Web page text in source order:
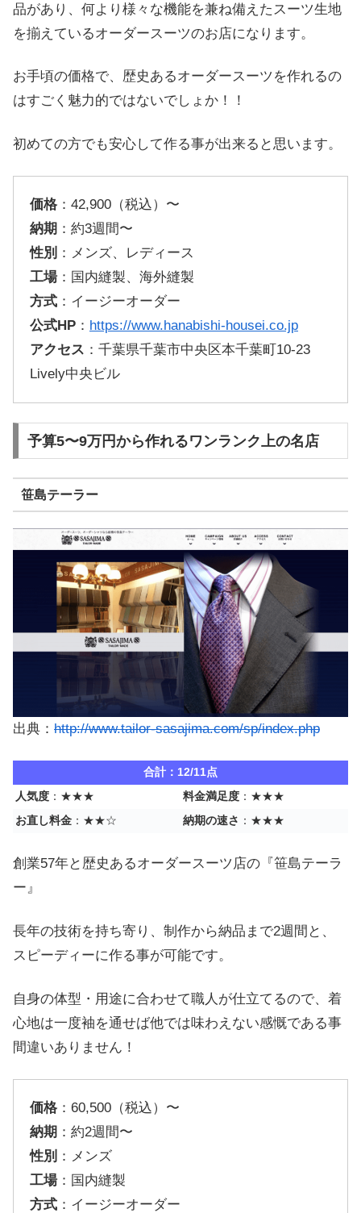
品があり、何より様々な機能を兼ね備えたスーツ生地
を揃えているオーダースーツのお店になります。
お手頃の価格で、歴史あるオーダースーツを作れるの
はすごく魅力的ではないでしょか！！
初めての方でも安心して作る事が出来ると思います。
価格 ：42,900（税込）〜
納期 ：約3週間〜
性別 ：メンズ、レディース
工場：国内縫製、海外縫製
方式 ：イージーオーダー
公式HP ： https://www.hanabishi-housei.co.jp
アクセス ：千葉県千葉市中央区本千葉町10-23
Lively中央ビル
予算5〜9万円から作れるワンランク上の名店
笹島テーラー
出典： http://www.tailor-sasajima.com/sp/index.php
合計：12/11点
人気度 ：★★★ 料金満足度 ：★★★
お直し料金 ：★★☆ 納期の速さ ：★★★
創業57年と歴史あるオーダースーツ店の『笹島テーラ
ー』
長年の技術を持ち寄り、制作から納品まで2週間と、
スピーディーに作る事が可能です。
自身の体型・用途に合わせて職人が仕立てるので、着
心地は一度袖を通せば他では味わえない感慨である事
間違いありません！
価格 ：60,500（税込）〜
納期 ：約2週間〜
性別 ：メンズ
工場：国内縫製
方式 ：イージーオーダー